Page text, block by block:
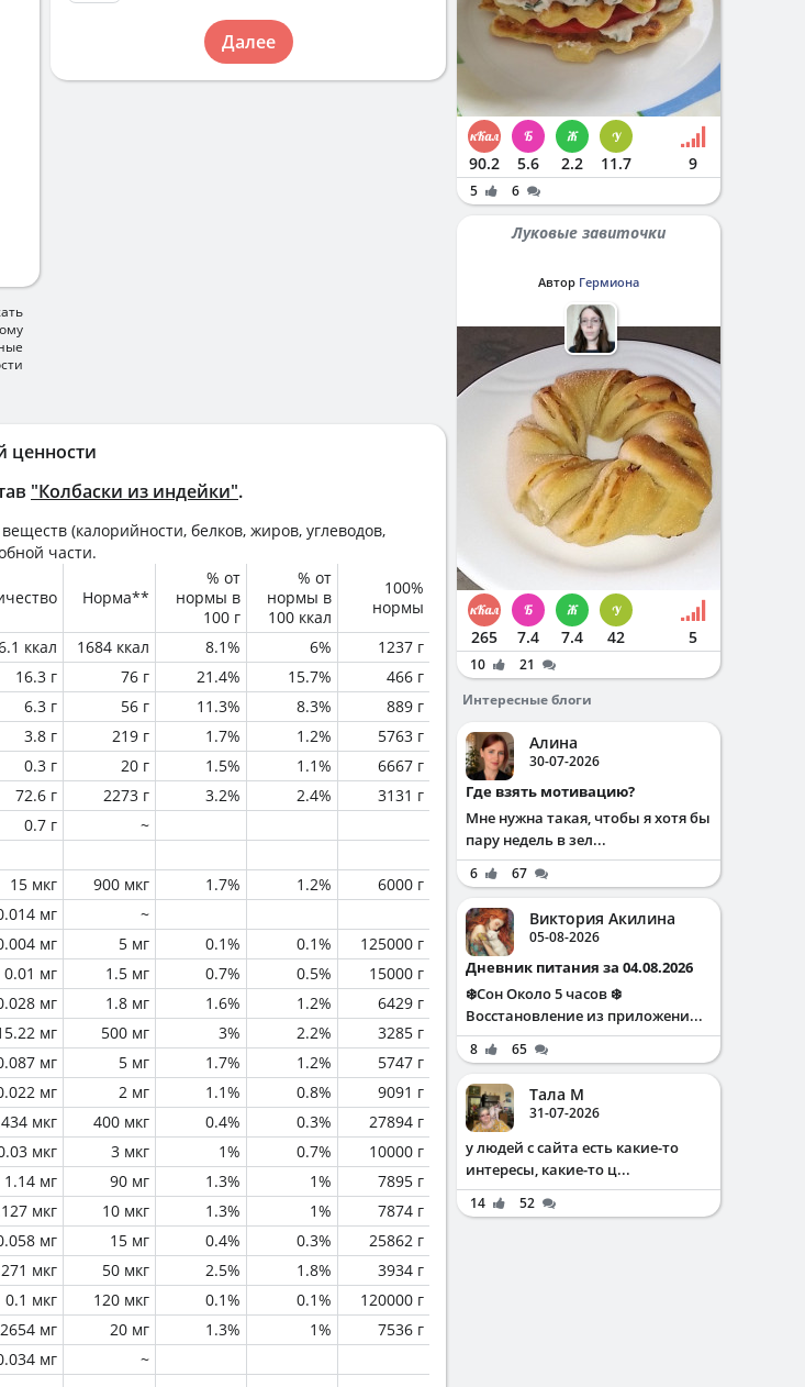
ценности
"Колбаски из индейки".
(калорийности, белков, жиров, углеводов,
части.
Норма**
% от
нормы в
100 г
% от
нормы в
100 ккал
100%
нормы
ккал 1684 ккал 8.1% 6%
1237 г
16.3 г 76 г 21.4% 15.7%
466 г
6.3 г 56 г 11.3% 8.3%
889 г
3.8 г 219 г 1.7% 1.2%
5763 г
0.3 г 20 г 1.5% 1.1%
6667 г
72.6 г 2273 г 3.2% 2.4%
3131 г
0.7 г ~
15 мкг 900 мкг 1.7% 1.2%
6000 г
мг
~
мг 5 мг 0.1% 0.1%
125000 г
0.01 мг 1.5 мг 0.7% 0.5%
15000 г
мг 1.8 мг 1.6% 1.2%
6429 г
мг 500 мг 3% 2.2%
3285 г
мг 5 мг 1.7% 1.2%
5747 г
мг 2 мг 1.1% 0.8%
9091 г
мкг 400 мкг 0.4% 0.3%
27894 г
мкг 3 мкг 1% 0.7%
10000 г
1.14 мг 90 мг 1.3% 1%
7895 г
мкг 10 мкг 1.3% 1%
7874 г
мг 15 мг 0.4% 0.3%
25862 г
мкг 50 мкг 2.5% 1.8%
3934 г
0.1 мкг 120 мкг 0.1% 0.1%
120000 г
мг 20 мг 1.3% 1%
7536 г
мг ~
Далее
90.2 5.6 2.2 11.7 9
5 6
Луковые завиточки
Автор Гермиона
265 7.4 7.4 42 5
10
21
Интересные блоги
Алина
30-07-2026
Где взять мотивацию?
Мне нужна такая, чтобы я хотя бы
пару недель в зел...
6 67
Виктория Акилина
05-08-2026
Дневник питания за 04.08.2026
❄️Сон Около 5 часов ❄️
Восстановление из приложени...
8 65
Тала М
31-07-2026
у людей с сайта есть какие-то
интересы, какие-то ц...
14 52